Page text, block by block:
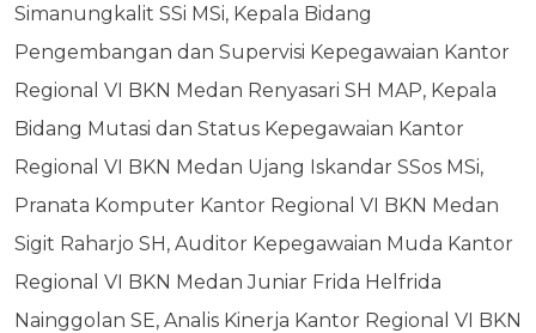
Simanungkalit SSi MSi, Kepala Bidang
Pengembangan dan Supervisi Kepegawaian Kantor
Regional VI BKN Medan Renyasari SH MAP, Kepala
Bidang Mutasi dan Status Kepegawaian Kantor
Regional VI BKN Medan Ujang Iskandar SSos MSi,
Pranata Komputer Kantor Regional VI BKN Medan
Sigit Raharjo SH, Auditor Kepegawaian Muda Kantor
Regional VI BKN Medan Juniar Frida Helfrida
Nainggolan SE, Analis Kinerja Kantor Regional VI BKN